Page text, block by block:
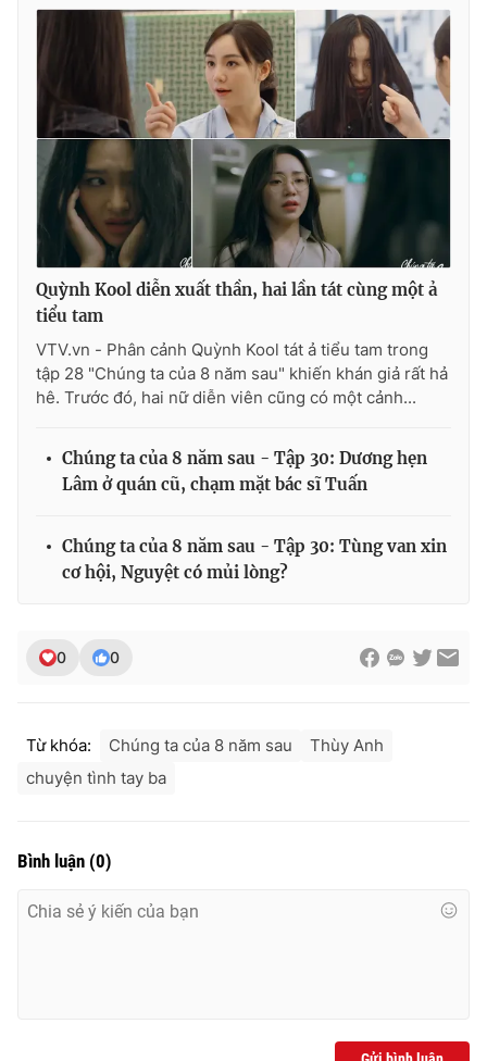
Quỳnh Kool diễn xuất thần, hai lần tát cùng một ả
tiểu tam
VTV.vn - Phân cảnh Quỳnh Kool tát ả tiểu tam trong
tập 28 "Chúng ta của 8 năm sau" khiến khán giả rất hả
hê. Trước đó, hai nữ diễn viên cũng có một cảnh...
Chúng ta của 8 năm sau - Tập 30: Dương hẹn
Lâm ở quán cũ, chạm mặt bác sĩ Tuấn
Chúng ta của 8 năm sau - Tập 30: Tùng van xin
cơ hội, Nguyệt có mủi lòng?
0 0
Từ khóa: Chúng ta của 8 năm sau
Thùy Anh
chuyện tình tay ba
Bình luận (0)